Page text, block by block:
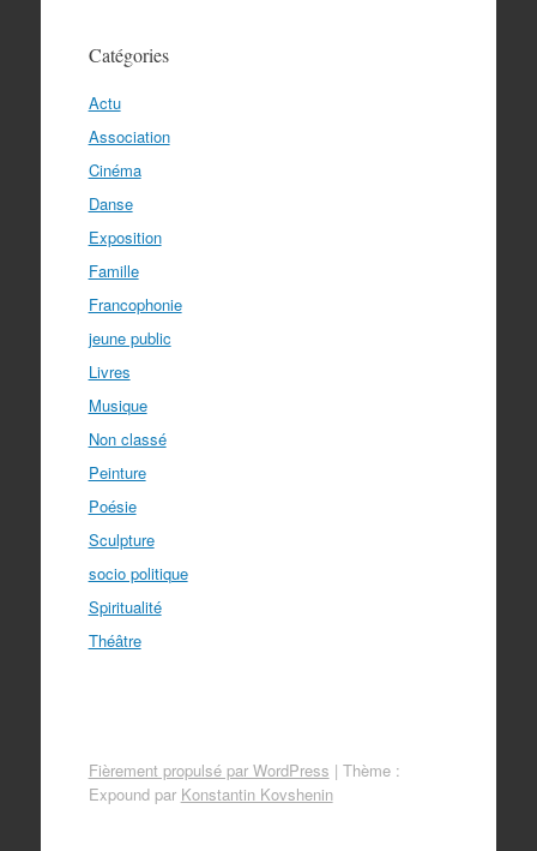
Catégories
Actu
Association
Cinéma
Danse
Exposition
Famille
Francophonie
jeune public
Livres
Musique
Non classé
Peinture
Poésie
Sculpture
socio politique
Spiritualité
Théâtre
Fièrement propulsé par WordPress | Thème :
Expound par Konstantin Kovshenin